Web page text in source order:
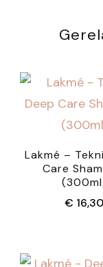
Lakmé –
Care
€ 16,30